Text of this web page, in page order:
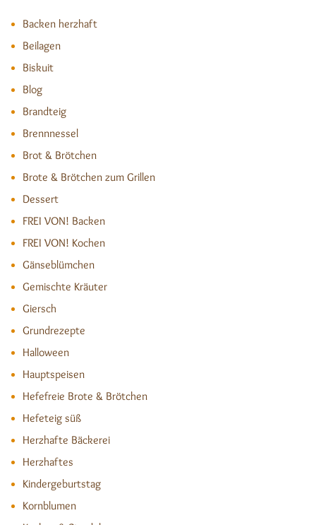
Backen herzhaft
Beilagen
Biskuit
Blog
Brandteig
Brennnessel
Brot & Brötchen
Brote & Brötchen zum Grillen
Dessert
FREI VON! Backen
FREI VON! Kochen
Gänseblümchen
Gemischte Kräuter
Giersch
Grundrezepte
Halloween
Hauptspeisen
Hefefreie Brote & Brötchen
Hefeteig süß
Herzhafte Bäckerei
Herzhaftes
Kindergeburtstag
Kornblumen